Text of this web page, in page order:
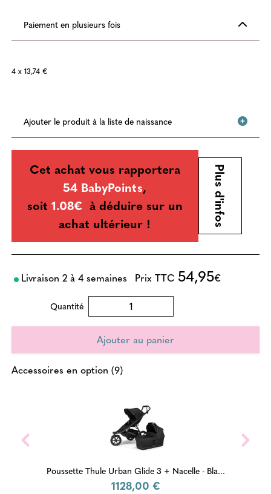
Paiement en plusieurs fois
4 x 13,74 €
Ajouter le produit à la liste de naissance
Cet achat vous rapportera
54 BabyPoints,
soit 1.08€ à déduire sur un
achat ultérieur !
Plus d'infos
Livraison 2 à 4 semaines Prix TTC 54,95€
Quantité
Accessoires en option (9)
Poussette Thule Urban Glide 3 + Nacelle - Bla...
1128,00 €